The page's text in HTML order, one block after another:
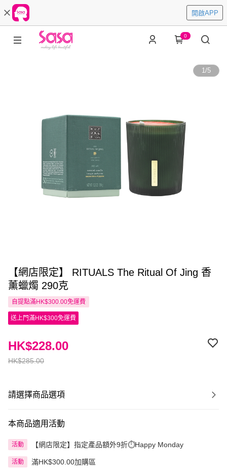
開啟APP
0
1/5
【網店限定】 RITUALS The Ritual Of Jing 香
薰蠟燭 290克
自提點滿HK$300.00免運費
送上門滿HK$300免運費
HK$285.00
HK$228.00
請選擇商品選項
本商品適用活動
活動 【網店限定】指定產品額外9折⏱️Happy Monday
活動 滿HK$300.00加購區